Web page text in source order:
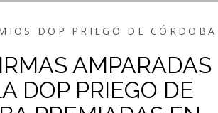
DOP PRIEGO DE CÓRDOBA
AMPARADAS
DOP PRIEGO DE